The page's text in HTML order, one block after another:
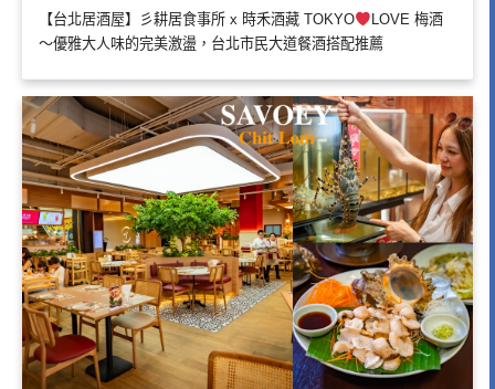
【台北居酒屋】彡耕居食事所 x 時禾酒藏 TOKYO
LOVE 梅酒
～優雅大人味的完美激盪，台北市民大道餐酒搭配推薦